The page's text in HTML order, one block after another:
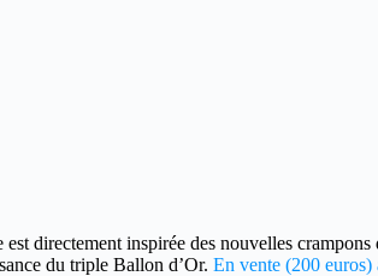
est directement inspirée des nouvelles crampons
du triple Ballon d’Or. En vente (200